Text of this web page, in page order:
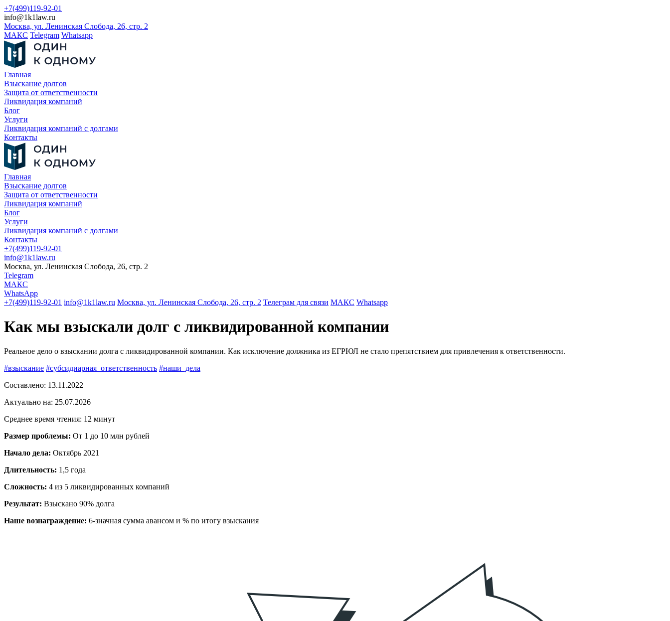
+7(499)119-92-01
info@1k1law.ru
Москва, ул. Ленинская Слобода, 26, стр. 2
МАКС Telegram Whatsapp
Главная
Взыскание долгов
Защита от ответственности
Ликвидация компаний
Блог
Услуги
Ликвидация компаний с долгами
Контакты
Главная
Взыскание долгов
Защита от ответственности
Ликвидация компаний
Блог
Услуги
Ликвидация компаний с долгами
Контакты
+7(499)119-92-01
info@1k1law.ru
Москва, ул. Ленинская Слобода, 26, стр. 2
Telegram
МАКС
WhatsApp
+7(499)119-92-01 info@1k1law.ru Москва, ул. Ленинская Слобода, 26, стр. 2 Телеграм для связи МАКС Whatsapp
Как мы взыскали долг с ликвидированной компании
Реальное дело о взыскании долга с ликвидированной компании. Как исключение должника из ЕГРЮЛ не стало препятствием для привлечения к ответственности.
#взыскание #субсидиарная_ответственность #наши_дела
Составлено: 13.11.2022
Актуально на: 25.07.2026
Среднее время чтения: 12 минут
Размер проблемы: От 1 до 10 млн рублей
Начало дела: Октябрь 2021
Длительность: 1,5 года
Сложность: 4 из 5 ликвидированных компаний
Результат: Взыскано 90% долга
Наше вознаграждение: 6-значная сумма авансом и % по итогу взыскания